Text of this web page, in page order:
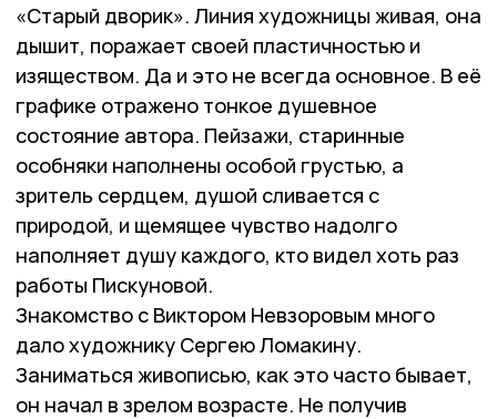
«Старый дворик». Линия художницы живая, она
дышит, поражает своей пластичностью и
изяществом. Да и это не всегда основное. В её
графике отражено тонкое душевное
состояние автора. Пейзажи, старинные
особняки наполнены особой грустью, а
зритель сердцем, душой сливается с
природой, и щемящее чувство надолго
наполняет душу каждого, кто видел хоть раз
работы Пискуновой.
Знакомство с Виктором Невзоровым много
дало художнику Сергею Ломакину.
Заниматься живописью, как это часто бывает,
он начал в зрелом возрасте. Не получив